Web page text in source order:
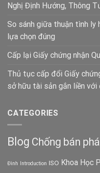
Nghị Định Hướng, Thông
So sánh giữa thuận tình ly
lựa chọn đúng
Cấp lại Giấy chứng nhận
Thủ tục cấp đổi Giấy
sở hữu tài sản gắn liền với
CATEGORIES
Blog Chống bán
Đình Introduction ISO Khoa Học